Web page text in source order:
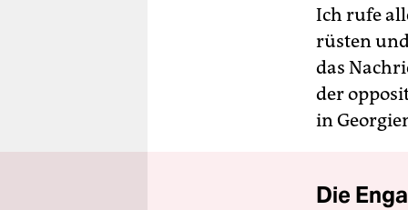
Ich rufe
rüsten
das
der
in
Die